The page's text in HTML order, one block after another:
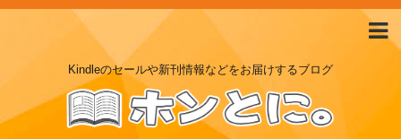
Kindleのセールや新刊情報などをお届けするブログ